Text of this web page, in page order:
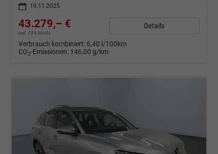
19.11.2025
43.279,– €
incl. 19% MwSt.
Details
Verbrauch kombiniert: 6,40 l/100km
CO2-Emissionen: 146,00 g/km